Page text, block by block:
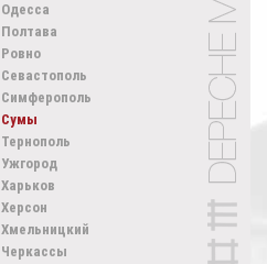
Одесса
Полтава
Ровно
Севастополь
Симферополь
Сумы
Тернополь
Ужгород
Харьков
Херсон
Хмельницкий
Черкассы